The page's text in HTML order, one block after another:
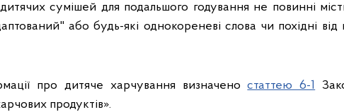
сумішей для подальшого годування не повинні
або будь-які однокореневі слова чи похідні від
про дитяче харчування визначеностаттею 6-1
продуктів».